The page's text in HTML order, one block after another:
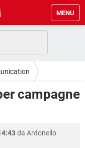
MENU
10 campagne
da Antonello